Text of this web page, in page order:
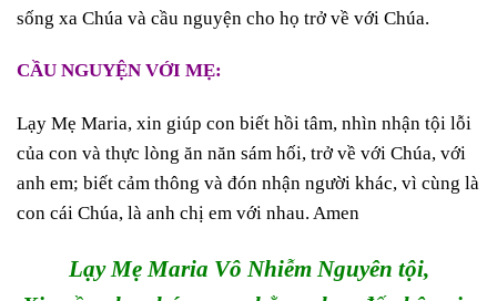
sống xa Chúa và cầu nguyện cho họ trở về với Chúa.
CẦU NGUYỆN VỚI MẸ:
Lạy Mẹ Maria, xin giúp con biết hồi tâm, nhìn nhận tội lỗi
của con và thực lòng ăn năn sám hối, trở về với Chúa, với
anh em; biết cảm thông và đón nhận người khác, vì cùng là
con cái Chúa, là anh chị em với nhau. Amen
Lạy Mẹ Maria Vô Nhiễm Nguyên tội,